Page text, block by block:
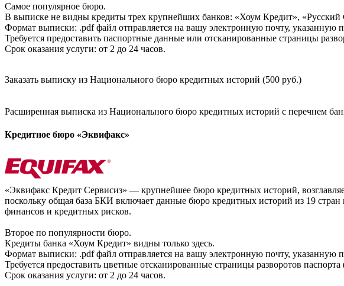
Самое популярное бюро.
В выписке не видны кредиты трех крупнейших банков: «Хоум Кредит», «Русский
Формат выписки: .pdf файл отправляется на вашу электронную почту, указанную
Требуется предоставить паспортные данные или отсканированные страницы
Срок оказания услуги: от 2 до 24 часов.
Заказать выписку из Национального бюро кредитных историй (500 руб.)
Расширенная выписка из Национального бюро кредитных историй с перечнем
Кредитное бюро «Эквифакс»
«Эквифакс Кредит Сервисиз» — крупнейшее бюро кредитных историй,
поскольку общая база БКИ включает данные бюро кредитных историй из 19
финансов и кредитных рисков.
Второе по популярности бюро.
Кредиты банка «Хоум Кредит» видны только здесь.
Формат выписки: .pdf файл отправляется на вашу электронную почту, указанную
Требуется предоставить цветные отсканированные страницы разворотов
Срок оказания услуги: от 2 до 24 часов.